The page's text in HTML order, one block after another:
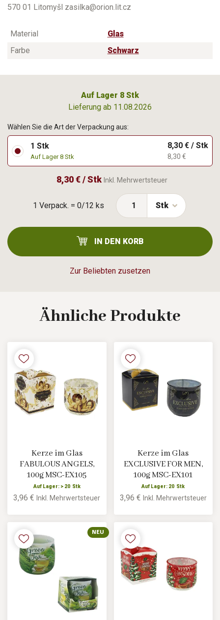
570 01 Litomyšl zasilka@orion.lit.cz
Material
Glas
Farbe
Schwarz
Auf Lager 8 Stk
Lieferung ab 11.08.2026
1 Verpack. = 0/12 ks
Zur Beliebten zusetzen
Wählen Sie die Art der Verpackung aus:
1 Stk
Auf Lager 8 Stk
8,30 € / Stk
8,30 €
8,30 € / Stk Inkl. Mehrwertsteuer
Stk
IN DEN KORB
Ähnliche Produkte
Kerze im Glas
FABULOUS ANGELS,
100g MSC-EX105
Auf Lager: > 20 Stk
3,96 €Inkl. Mehrwertsteuer
Kerze im Glas
EXCLUSIVE FOR MEN,
100g MSC-EX101
Auf Lager: 20 Stk
3,96 € Inkl. Mehrwertsteuer
NEU